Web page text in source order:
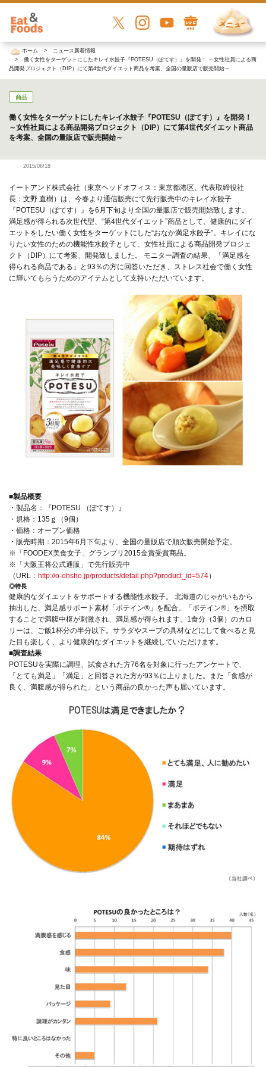
ホーム
ニュース新着情報
働く女性をターゲットにしたキレイ水餃子『POTESU（ぽてす）』を開発！ ～女性社員による商
品開発プロジェクト（DIP）にて第4世代ダイエット商品を考案、全国の量販店で販売開始～
商品
働く女性をターゲットにしたキレイ水餃子『POTESU（ぽてす）』を開発！
～女性社員による商品開発プロジェクト（DIP）にて第4世代ダイエット商品
を考案、全国の量販店で販売開始～
2015/06/18
イートアンド株式会社（東京ヘッドオフィス：東京都港区、代表取締役社
長：文野 直樹）は、今春より通信販売にて先行販売中のキレイ水餃子
『POTESU（ぽてす）』を6月下旬より全国の量販店で販売開始致します。
満足感が得られる次世代型、“第4世代ダイエット”商品として、健康的にダイ
エットをしたい働く女性をターゲットにした“おなか満足水餃子”。キレイにな
りたい女性のための機能性水餃子として、女性社員による商品開発プロジェ
クト（DIP）にて考案、開発致しました。 モニター調査の結果、「満足感を
得られる商品である」と93％の方に回答いただき、ストレス社会で働く女性
に輝いてもらうためのアイテムとして支持いただいています。
■製品概要
・製品名：『POTESU （ぽてす）』
・規格：135ｇ（9個）
・価格：オープン価格
・販売時期：2015年6月下旬より、全国の量販店で順次販売開始予定。
※「FOODEX美食女子」グランプリ2015金賞受賞商品。
※「大阪王将公式通販」で先行販売中
（URL： http://o-ohsho.jp/products/detail.php?product_id=574）
◎特長
健康的なダイエットをサポートする機能性水餃子。 北海道のじゃがいもから
抽出した、満足感サポート素材「ポテイン®」を配合。「ポテイン®」を摂取
することで満腹中枢が刺激され、満足感が得られます。1食分（3個）のカロ
リーは、ご飯1杯分の半分以下。サラダやスープの具材などにして食べると見
た目も楽しく、より健康的なダイエットを継続していただけます。
■調査結果
POTESUを実際に調理、試食された方76名を対象に行ったアンケートで、
「とても満足」「満足」と回答された方が93％に上りました。また「食感が
良く、満腹感が得られた」という商品の良かった声も届いています。